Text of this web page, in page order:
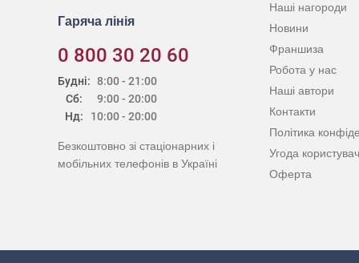
Гаряча лінія
0 800 30 20 60
Будні:
Сб:
Нд:
8:00 - 21:00
9:00 - 20:00
10:00 - 20:00
Безкоштовно зі стаціонарних і
мобільних телефонів в Україні
Наші нагороди
Новини
Франшиза
Робота у нас
Наші автори
Контакти
Політика
Угода
Оферта